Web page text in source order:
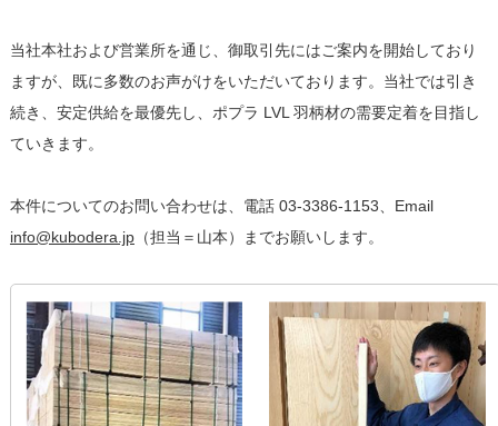
当社本社および営業所を通じ、御取引先にはご案内を開始しており
ますが、既に多数のお声がけをいただいております。当社では引き
続き、安定供給を最優先し、ポプラ LVL 羽柄材の需要定着を目指し
ていきます。
本件についてのお問い合わせは、電話 03-3386-1153、Email
info@kubodera.jp（担当＝山本）までお願いします。